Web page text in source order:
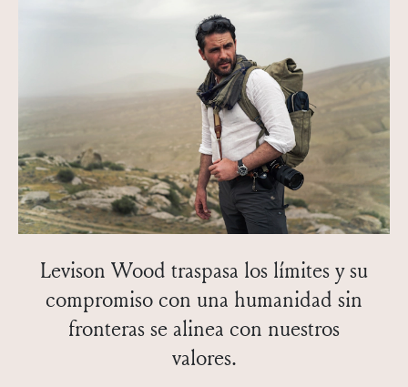
Levison Wood traspasa los límites y su
compromiso con una humanidad sin
fronteras se alinea con nuestros
valores.